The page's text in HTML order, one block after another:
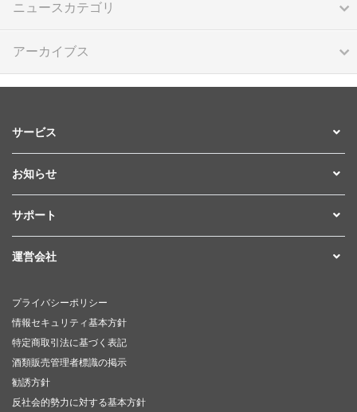
ニュースカテゴリ
アーカイブス
サービス
お知らせ
サポート
運営会社
プライバシーポリシー
情報セキュリティ基本方針
特定商取引法に基づく表記
酒類販売管理者標識の掲示
勧誘方針
反社会的勢力に対する基本方針